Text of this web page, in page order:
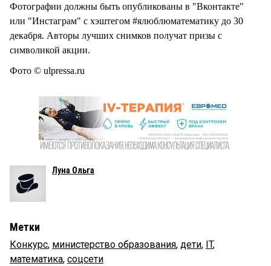
Фотографии должны быть опубликованы в "Вконтакте"
или "Инстаграм" с хэштегом #ялюблюматематику до 30
декабря. Авторы лучших снимков получат призы с
символикой акции.
Фото © ulpressa.ru
Луна Ольга
Метки
Конкурс, министерство образования, дети, IT,
математика, соцсети